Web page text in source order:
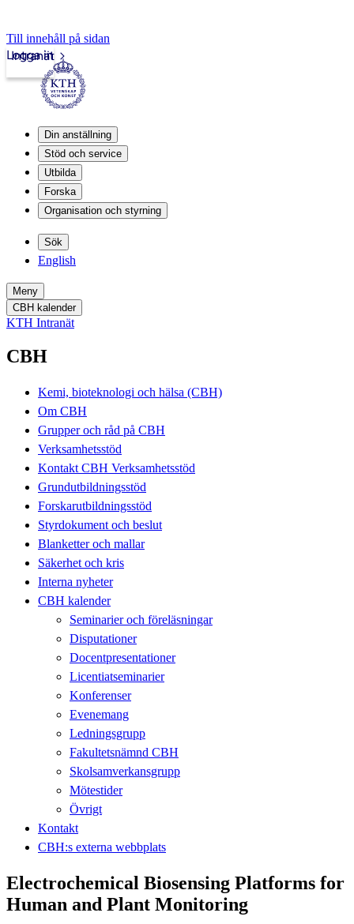
Till innehåll på sidan
Intranät
Logga in
Din anställning
Stöd och service
Utbilda
Forska
Organisation och styrning
Sök
English
Meny
CBH kalender
KTH Intranät
CBH
Kemi, bioteknologi och hälsa (CBH)
Om CBH
Grupper och råd på CBH
Verksamhetsstöd
Kontakt CBH Verksamhetsstöd
Grundutbildningsstöd
Forskarutbildningsstöd
Styrdokument och beslut
Blanketter och mallar
Säkerhet och kris
Interna nyheter
CBH kalender
Seminarier och föreläsningar
Disputationer
Docentpresentationer
Licentiatseminarier
Konferenser
Evenemang
Ledningsgrupp
Fakultetsnämnd CBH
Skolsamverkansgrupp
Mötestider
Övrigt
Kontakt
CBH:s externa webbplats
Electrochemical Biosensing Platforms for
Human and Plant Monitoring